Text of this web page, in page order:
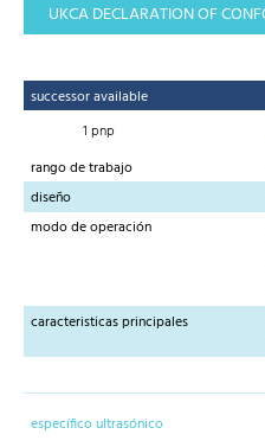
UKCA DECLARATION OF
successor available
1 pnp
rango de trabajo
diseño
modo de operación
caracteristicas principales
específico ultrasónico